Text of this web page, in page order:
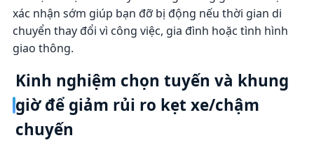
xác nhận sớm giúp bạn đỡ bị động nếu thời gian di
chuyển thay đổi vì công việc, gia đình hoặc tình hình
giao thông.
Kinh nghiệm chọn tuyến và khung
giờ để giảm rủi ro kẹt xe/chậm
chuyến